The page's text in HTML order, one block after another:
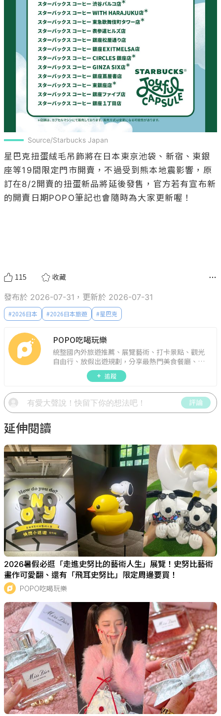
Source/Starbucks Japan
星巴克扭蛋絨毛吊飾將在日本東京池袋、新宿、東銀
座等19間限定門市開賣，不過受到熊本地震影響，原
訂在8/2開賣的扭蛋新品將延後發售，官方若有宣布新
的開賣日期POPO筆記也會隨時為大家更新喔！
115 收藏
發布於 2026-07-31，更新於 2026-07-31
#2026日本 #2026日本旅遊 #星巴克
POPO吃喝玩樂
統整國內外旅遊推薦、展覽藝術、打卡景點、觀光
自由行、放假出遊規劃，分享最熱門美食餐廳、約
會聚餐、人氣甜點、速食手搖飲、3C科技、心理測
驗、星座運勢、生活雜貨、吃喝玩樂實用資訊。
追蹤
評論
延伸閱讀
2026暑假必逛「走進史努比的藝術人生」展覽！史努比藝術
畫作可愛翻、還有「飛耳史努比」限定周邊要買！
POPO吃喝玩樂